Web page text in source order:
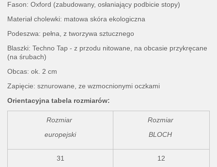
Fason: Oxford (zabudowany, osłaniający podbicie stopy)
Materiał cholewki: matowa skóra ekologiczna
Podeszwa: pełna, z tworzywa sztucznego
Blaszki: Techno Tap - z przodu nitowane, na obcasie przykręcane
(na śrubach)
Obcas: ok. 2 cm
Zapięcie: sznurowane, ze wzmocnionymi oczkami
Orientacyjna tabela rozmiarów:
Rozmiar
europejski
Rozmiar
BLOCH
31 12